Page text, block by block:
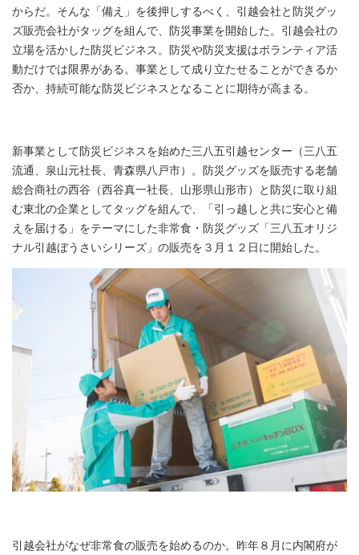
からだ。そんな「備え」を後押しするべく、引越会社と防災グッ
ズ販売会社がタッグを組んで、防災事業を開始した。引越会社の
立場を活かした防災ビジネス。防災や防災支援はボランティア活
動だけでは限界がある。事業として成り立たせることができるか
否か、持続可能な防災ビジネスとなることに期待が高まる。
新事業として防災ビジネスを始めた三八五引越センター（三八五
流通、泉山元社長、青森県八戸市）。防災グッズを販売する老舗
総合商社の西谷（西谷真一社長、山形県山形市）と防災に取り組
む東北の企業としてタッグを組んで、「引っ越しと共に安心と備
えを届ける」をテーマにした非常食・防災グッズ「三八五オリジ
ナル引越ぼうさいシリーズ」の販売を３月１２日に開始した。
引越会社がなぜ非常食の販売を始めるのか。昨年８月に内閣府が